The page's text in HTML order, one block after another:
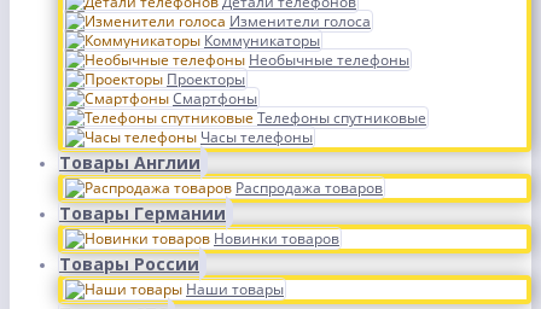
Изменители голоса
Коммуникаторы
Необычные телефоны
Проекторы
Смартфоны
Телефоны спутниковые
Часы телефоны
Товары Англии
Распродажа товаров
Товары Германии
Новинки товаров
Товары России
Наши товары